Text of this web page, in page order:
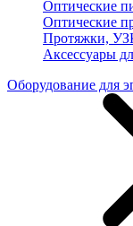
Оптические
Оптические
Протяжки,
Аксессуары
Оборудование для